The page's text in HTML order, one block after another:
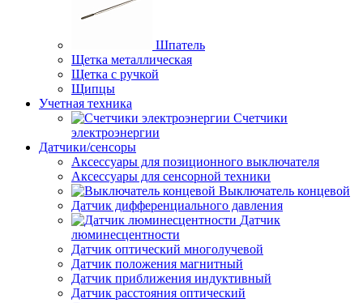
Шпатель
Щетка металлическая
Щетка с ручкой
Щипцы
Учетная техника
Счетчики
электроэнергии
Датчики/сенсоры
Аксессуары для позиционного выключателя
Аксессуары для сенсорной техники
Выключатель концевой
Датчик дифференциального давления
Датчик
люминесцентности
Датчик оптический многолучевой
Датчик положения магнитный
Датчик приближения индуктивный
Датчик расстояния оптический